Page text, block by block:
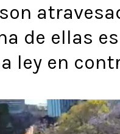
de ellas
ley en